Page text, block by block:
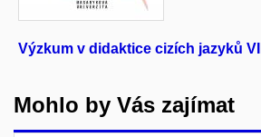
Výzkum v didaktice cizích jazyků VIII
Mohlo by Vás zajímat